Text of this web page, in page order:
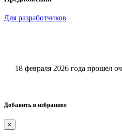
Для разработчиков
18 февраля 2026 года прошел
Добавить в избранное
×